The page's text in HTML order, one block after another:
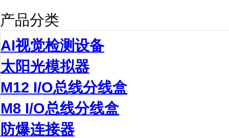
产品分类
AI视觉检测设备
太阳光模拟器
M12 I/O总线分线盒
M8 I/O总线分线盒
防爆连接器